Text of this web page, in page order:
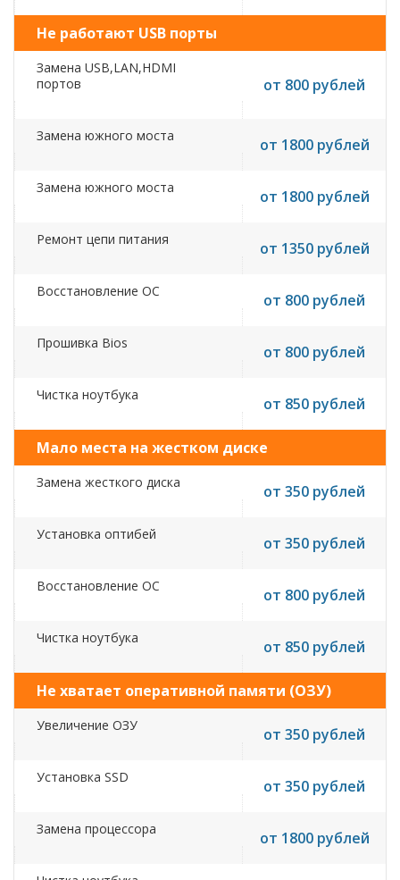
Не работают USB порты
Замена USB,LAN,HDMI
портов
от 800 рублей
Замена южного моста от 1800 рублей
Замена южного моста от 1800 рублей
Ремонт цепи питания от 1350 рублей
Восстановление ОС от 800 рублей
Прошивка Bios от 800 рублей
Чистка ноутбука от 850 рублей
Мало места на жестком диске
Замена жесткого диска от 350 рублей
Установка оптибей от 350 рублей
Восстановление ОС от 800 рублей
Чистка ноутбука от 850 рублей
Не хватает оперативной памяти (ОЗУ)
Увеличение ОЗУ от 350 рублей
Установка SSD от 350 рублей
Замена процессора от 1800 рублей